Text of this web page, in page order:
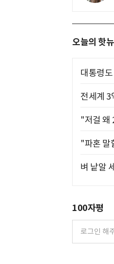
오늘의 핫
대통령
전세계
"저걸 왜
"파혼 말
벼 낱알
100자평